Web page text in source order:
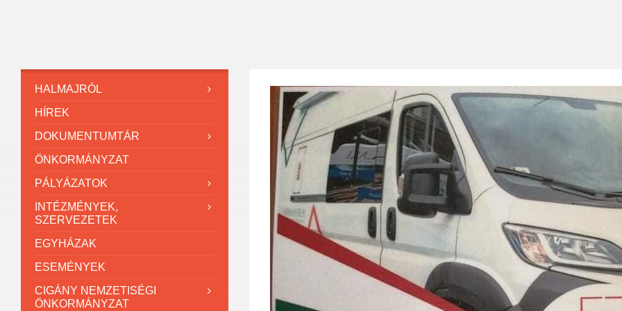
HALMAJRÓL
HÍREK
DOKUMENTUMTÁR
ÖNKORMÁNYZAT
PÁLYÁZATOK
INTÉZMÉNYEK,
SZERVEZETEK
EGYHÁZAK
ESEMÉNYEK
CIGÁNY NEMZETISÉGI
ÖNKORMÁNYZAT